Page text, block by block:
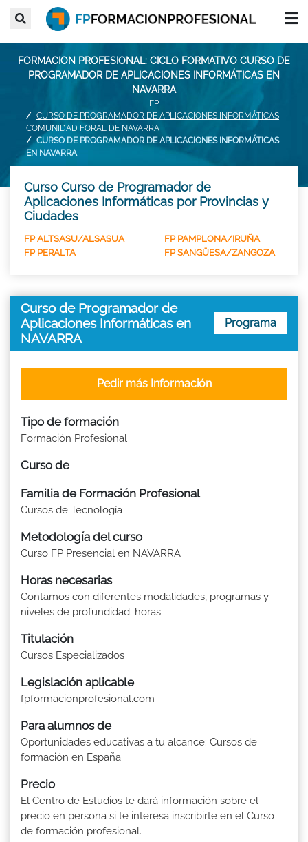
FORMACION PROFESIONAL: CICLO FORMATIVO CURSO DE
PROGRAMADOR DE APLICACIONES INFORMÁTICAS EN
NAVARRA
FP
CURSO DE PROGRAMADOR DE APLICACIONES INFORMÁTICAS
COMUNIDAD FORAL DE NAVARRA
CURSO DE PROGRAMADOR DE APLICACIONES INFORMÁTICAS
EN NAVARRA
Curso Curso de Programador de
Aplicaciones Informáticas por Provincias y
Ciudades
FP ALTSASU/ALSASUA
FP PAMPLONA/IRUÑA
FP PERALTA
FP SANGÜESA/ZANGOZA
Curso de Programador de
Aplicaciones Informáticas en
NAVARRA
Programa
Tipo de formación
Formación Profesional
Curso de
Familia de Formación Profesional
Cursos de Tecnología
Metodología del curso
Curso FP Presencial en NAVARRA
Horas necesarias
Contamos con diferentes modalidades, programas y
niveles de profundidad. horas
Titulación
Cursos Especializados
Legislación aplicable
fpformacionprofesional.com
Para alumnos de
Oportunidades educativas a tu alcance: Cursos de
formación en España
Precio
El Centro de Estudios te dará información sobre el
precio en persona si te interesa inscribirte en el Curso
de formación profesional.
Pedir más Información